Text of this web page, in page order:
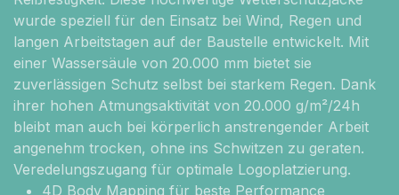
wurde speziell für den Einsatz bei Wind, Regen und
langen Arbeitstagen auf der Baustelle entwickelt. Mit
einer Wassersäule von 20.000 mm bietet sie
zuverlässigen Schutz selbst bei starkem Regen. Dank
ihrer hohen Atmungsaktivität von 20.000 g/m²/24h
bleibt man auch bei körperlich anstrengender Arbeit
angenehm trocken, ohne ins Schwitzen zu geraten.
Veredelungszugang für optimale Logoplatzierung.
4D Body Mapping für beste Performance